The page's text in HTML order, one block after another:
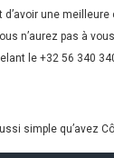
une
n’aurez pas à
le +32 56 340
simple qu’avez